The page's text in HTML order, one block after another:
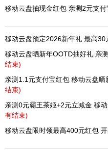
移动云盘抽现金红包 亲测2元支
移动云盘预定2026新年礼 最高30
移动云盘晒新年OOTD抽好礼 亲
结束)
亲测1.1元支付宝红包 移动云盘晒
结束)
亲测0元霸王茶姬+2元立减金 移
有结束)
移动云盘限时领最高400元红包